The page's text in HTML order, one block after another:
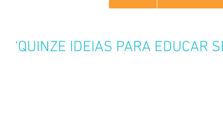
‘QUINZE IDEIAS PARA EDUCAR